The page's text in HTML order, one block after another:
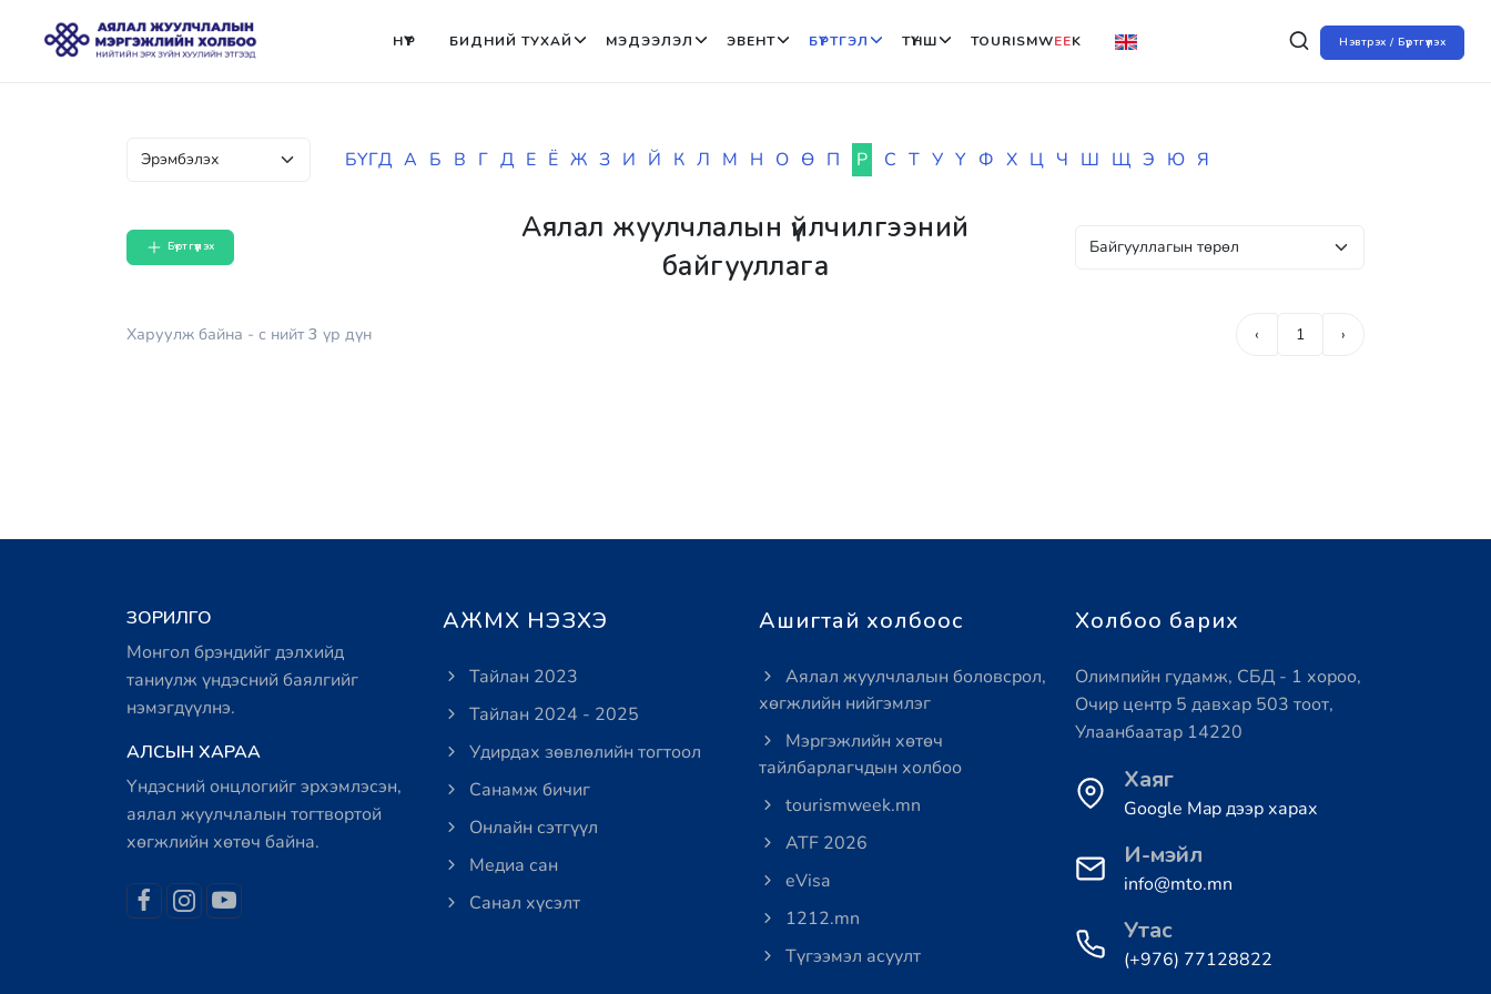
Нэвтрэх / Бүртгүүлэх
НҮҮР БИДНИЙ ТУХАЙ МЭДЭЭЛЭЛ ЭВЕНТ БҮРТГЭЛ ТҮНШ TOURISMWEEK
БҮГД А Б В Г Д Е Ё Ж З И Й К Л М Н О Ө П Р С Т У Ү Ф Х Ц Ч Ш Щ Э Ю Я
Бүртгүүлэх
Аялал жуулчлалын үйлчилгээний
байгууллага
Харуулж байна - с нийт3 үр дүн ‹ 1 ›
ЗОРИЛГО
Монгол брэндийг дэлхийд
таниулж үндэсний баялгийг
нэмэгдүүлнэ.
АЛСЫН ХАРАА
Үндэсний онцлогийг эрхэмлэсэн,
аялал жуулчлалын тогтвортой
хөгжлийн хөтөч байна.
АЖМХ НЭЗХЭ
Тайлан 2023
Тайлан 2024 - 2025
Удирдах зөвлөлийн тогтоол
Санамж бичиг
Онлайн сэтгүүл
Медиа сан
Санал хүсэлт
Ашигтай холбоос
Аялал жуулчлалын боловсрол,
хөгжлийн нийгэмлэг
Мэргэжлийн хөтөч
тайлбарлагчдын холбоо
tourismweek.mn
ATF 2026
eVisa
1212.mn
Түгээмэл асуулт
Холбоо барих
Олимпийн гудамж, СБД - 1 хороо,
Очир центр 5 давхар 503 тоот,
Улаанбаатар 14220
Хаяг
Google Map дээр харах
И-мэйл
info@mto.mn
Утас
(+976) 77128822